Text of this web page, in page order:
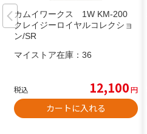
カムイワークス 1W KM-200
クレイジーロイヤルコレクショ
ン/SR
マイストア在庫： 36
税込 12,100円
カートに入れる